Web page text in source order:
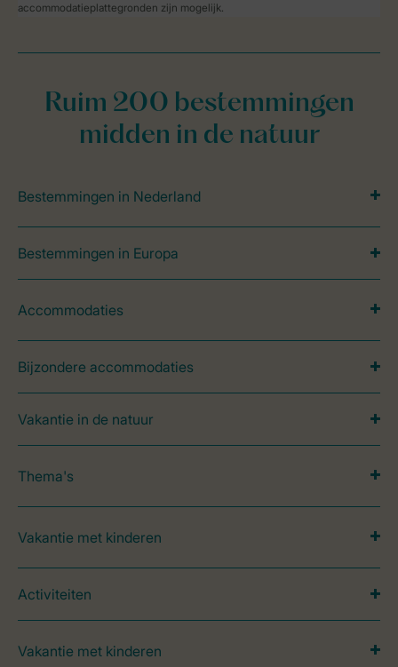
accommodatieplattegronden zijn mogelijk.
Ruim 200 bestemmingen
midden in de natuur
Bestemmingen in Nederland
Bestemmingen in Europa
Accommodaties
Bijzondere accommodaties
Vakantie in de natuur
Thema's
Vakantie met kinderen
Activiteiten
Vakantie met kinderen